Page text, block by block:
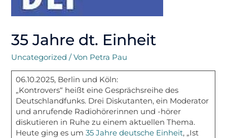
35 Jahre dt. Einheit
Uncategorized / Von Petra Pau
06.10.2025, Berlin und Köln:
„Kontrovers“ heißt eine Gesprächsreihe des
Deutschlandfunks. Drei Diskutanten, ein Moderator
und anrufende Radiohörerinnen und -hörer
diskutieren in Ruhe zu einem aktuellen Thema.
Heute ging es um 35 Jahre deutsche Einheit, „Ist